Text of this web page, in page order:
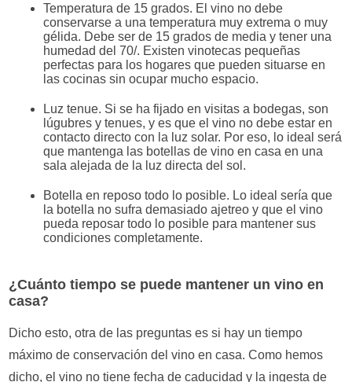
Temperatura de 15 grados. El vino no debe
conservarse a una temperatura muy extrema o muy
gélida. Debe ser de 15 grados de media y tener una
humedad del 70/. Existen vinotecas pequeñas
perfectas para los hogares que pueden situarse en
las cocinas sin ocupar mucho espacio.
Luz tenue. Si se ha fijado en visitas a bodegas, son
lúgubres y tenues, y es que el vino no debe estar en
contacto directo con la luz solar. Por eso, lo ideal será
que mantenga las botellas de vino en casa en una
sala alejada de la luz directa del sol.
Botella en reposo todo lo posible. Lo ideal sería que
la botella no sufra demasiado ajetreo y que el vino
pueda reposar todo lo posible para mantener sus
condiciones completamente.
¿Cuánto tiempo se puede mantener un vino en
casa?
Dicho esto, otra de las preguntas es si hay un tiempo
máximo de conservación del vino en casa. Como hemos
dicho, el vino no tiene fecha de caducidad y la ingesta de